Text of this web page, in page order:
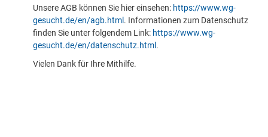
Unsere AGB können Sie hier einsehen: https://www.wg-
gesucht.de/en/agb.html . Informationen zum Datenschutz
finden Sie unter folgendem Link: https://www.wg-
gesucht.de/en/datenschutz.html .
Vielen Dank für Ihre Mithilfe.